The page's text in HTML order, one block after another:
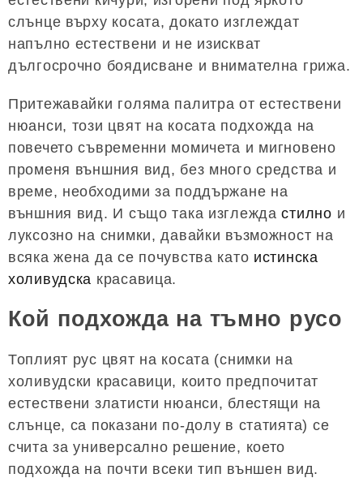
слънце върху косата, докато изглеждат
напълно естествени и не изискват
дългосрочно боядисване и внимателна грижа.
Притежавайки голяма палитра от естествени
нюанси, този цвят на косата подхожда на
повечето съвременни момичета и мигновено
променя външния вид, без много средства и
време, необходими за поддържане на
външния вид. И също така изглеждастилно и
луксозно на снимки, давайки възможност на
всяка жена да се почувства като истинска
холивудска красавица.
Кой подхожда на тъмно русо
Топлият рус цвят на косата (снимки на
холивудски красавици, които предпочитат
естествени златисти нюанси, блестящи на
слънце, са показани по-долу в статията) се
счита за универсално решение, което
подхожда на почти всеки тип външен вид.